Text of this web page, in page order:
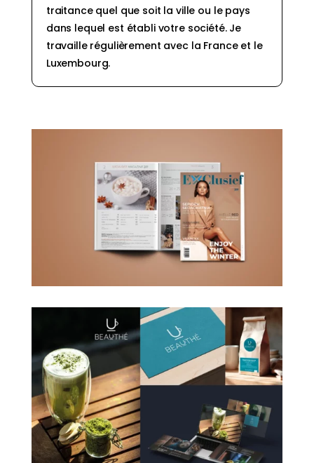
traitance quel que soit la ville ou le pays
dans lequel est établi votre société. Je
travaille régulièrement avec la France et le
Luxembourg.